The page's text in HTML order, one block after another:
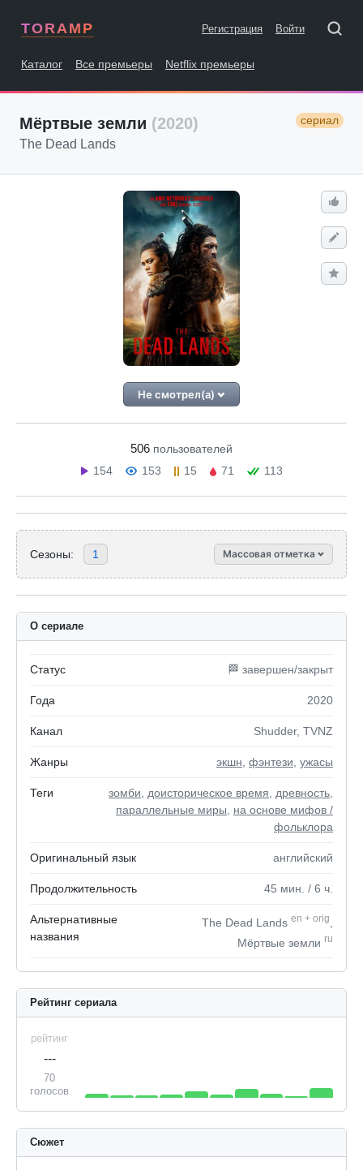
TORAMP Регистрация Войти
Каталог Все премьеры Netflix премьеры
Мёртвые земли (2020) сериал
The Dead Lands
Не смотрел(а)
506 пользователей
154
153 15 71 113
Сезоны: 1 Массовая отметка
О сериале
Статус 🏁 завершен/закрыт
Года 2020
Канал Shudder, TVNZ
Жанры экшн фэнтези ужасы
Теги зомби доисторическое время древность
параллельные миры
на основе мифов /
фольклора
Оригинальный язык английский
Продолжительность 45 мин. / 6 ч.
Альтернативные
названия
The Dead Lands en + orig
Мёртвые земли ru
Рейтинг сериала
рейтинг
---
70
голосов
Сюжет